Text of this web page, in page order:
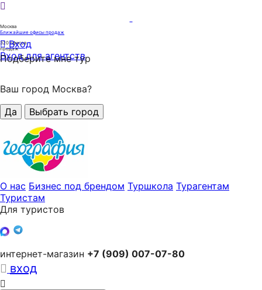
Москва
Ближайшие офисы продаж
320офисов
продаж
Вход
Вход для агентств
Подберите мне тур
Ваш город Москва?
Да
Выбрать город
О нас Бизнес под брендом Туршкола Турагентам
Туристам
Для туристов
интернет-магазин +7 (909) 007-07-80
вход